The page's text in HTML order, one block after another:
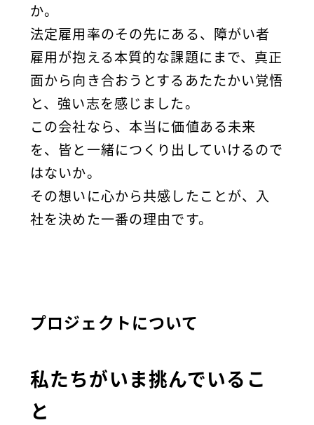
か。
法定雇用率のその先にある、障がい者
雇用が抱える本質的な課題にまで、真正
面から向き合おうとするあたたかい覚悟
と、強い志を感じました。
この会社なら、本当に価値ある未来
を、皆と一緒につくり出していけるので
はないか。
その想いに心から共感したことが、入
社を決めた一番の理由です。
プロジェクトについて
私たちがいま挑んでいるこ
と